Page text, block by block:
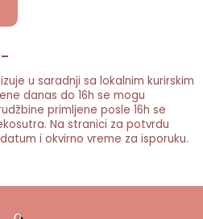
u saradnji sa lokalnim kurirskim
danas do 16h se mogu
primljene posle 16h se
Na stranici za potvrdu
i okvirno vreme za isporuku.
vanila fil, vanila kora, smesa za